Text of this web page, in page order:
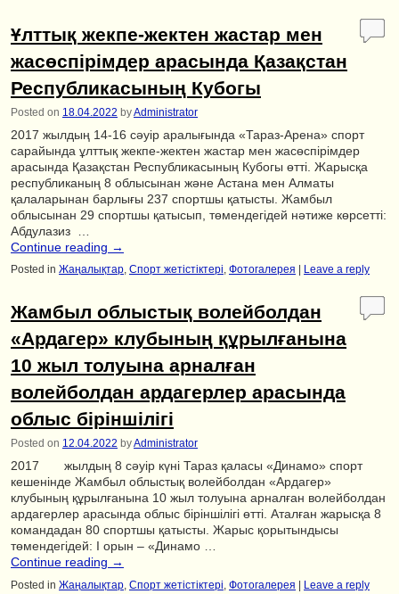
Ұлттық жекпе-жектен жастар мен
жасөспірімдер арасында Қазақстан
Республикасының Кубогы
Posted on 18.04.2022 byAdministrator
2017 жылдың 14-16 сәуір аралығында «Тараз-Арена» спорт
сарайында ұлттық жекпе-жектен жастар мен жасөспірімдер
арасында Қазақстан Республикасының Кубогы өтті. Жарысқа
республиканың 8 облысынан және Астана мен Алматы
қалаларынан барлығы 237 спортшы қатысты. Жамбыл
облысынан 29 спортшы қатысып, төмендегідей нәтиже көрсетті:
Абдулазиз …
Continue reading →
Posted in Жаңалықтар, Спорт жетістіктері, Фотогалерея Leave a reply
Жамбыл облыстық волейболдан
«Ардагер» клубының құрылғанына
10 жыл толуына арналған
волейболдан ардагерлер арасында
облыс біріншілігі
Posted on 12.04.2022 byAdministrator
2017 жылдың 8 сәуір күні Тараз қаласы «Динамо» спорт
кешенінде Жамбыл облыстық волейболдан «Ардагер»
клубының құрылғанына 10 жыл толуына арналған волейболдан
ардагерлер арасында облыс біріншілігі өтті. Аталған жарысқа 8
командадан 80 спортшы қатысты. Жарыс қорытындысы
төмендегідей: І орын – «Динамо …
Continue reading →
Posted in Жаңалықтар Спорт жетістіктері Фотогалерея Leave a reply